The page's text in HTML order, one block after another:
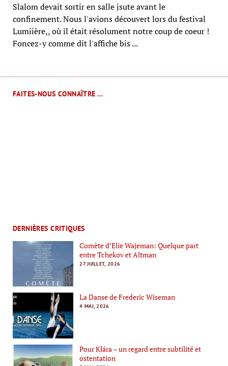
FAITES-NOUS CONNAÎTRE …
DERNIÈRES CRITIQUES
Comète d’Elie Wajeman: Quelque part
entre Tchekov et Altman
27 JUILLET, 2026
La Danse de Frederic Wiseman
4 MAI, 2026
Pour Klára – un regard entre subtilité et
ostentation
Slalom devait sortir en salle jsute avant le
confinement. Nous l'avions découvert lors du festival
Lumiière,, où il était résolument notre coup de coeur !
Foncez-y comme dit l'affiche bis ...